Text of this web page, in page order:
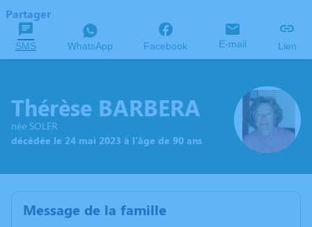
Partager
SMS WhatsApp Facebook E-mail Lien
Thérèse BARBERA
née SOLER
décédée le 24 mai 2023 à l'âge de 90 ans
Message de la famille